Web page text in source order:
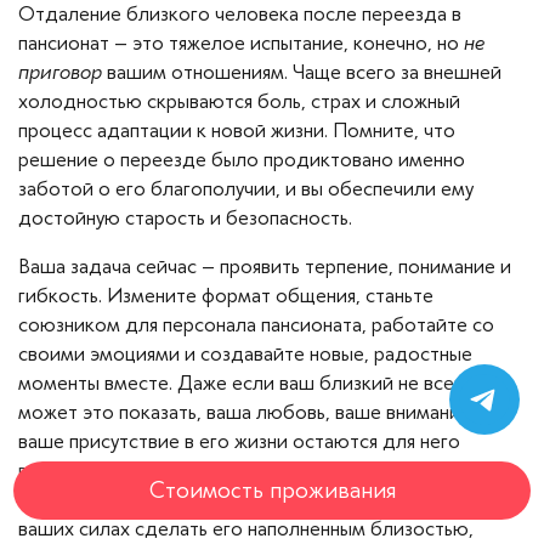
Отдаление близкого человека после переезда в
пансионат – это тяжелое испытание, конечно, но не
приговор вашим отношениям. Чаще всего за внешней
холодностью скрываются боль, страх и сложный
процесс адаптации к новой жизни. Помните, что
решение о переезде было продиктовано именно
заботой о его благополучии, и вы обеспечили ему
достойную старость и безопасность.
Ваша задача сейчас – проявить терпение, понимание и
гибкость. Измените формат общения, станьте
союзником для персонала пансионата, работайте со
своими эмоциями и создавайте новые, радостные
моменты вместе. Даже если ваш близкий не всегда
может это показать, ваша любовь, ваше внимание и
ваше присутствие в его жизни остаются для него
главной опорой и источником тепла. Ваши отношения
не разрушены, они просто перешли на новый этап, и в
ваших силах сделать его наполненным близостью,
Стоимость проживания